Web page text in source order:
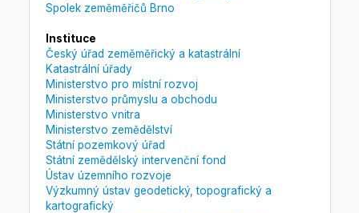
Spolek zeměměřičů Brno
Instituce
Český úřad zeměměřický a katastrální
Katastrální úřady
Ministerstvo pro místní rozvoj
Ministerstvo průmyslu a obchodu
Ministerstvo vnitra
Ministerstvo zemědělství
Státní pozemkový úřad
Státní zemědělský intervenční fond
Ústav územního rozvoje
Výzkumný ústav geodetický, topografický a
kartografický